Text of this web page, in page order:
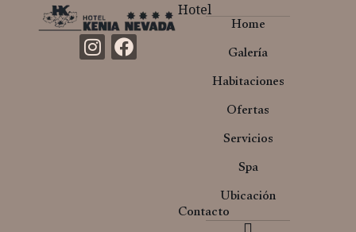
Hotel
Home
Galería
Habitaciones
Ofertas
Servicios
Spa
Ubicación
Contacto